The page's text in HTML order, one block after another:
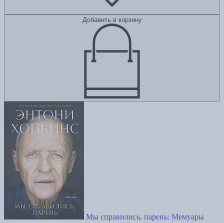
Добавить в корзину
Мы справились, парень: Мемуары